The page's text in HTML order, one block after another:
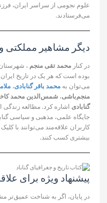
علوم نجومی از سراسر ایران،
می‌فرستادند.
دیگر مشاهیر مملکتی
در کنار محمد تقی منجم ،
بوده است که هر یک در تاریخ
می‌توان به محمد باقر گنابادی،
منجم‌باشی، شمس‌الدین محمد
گنابادی اشاره کرد. مطالعه زندگی
جایگاه علمی، مذهبی و سیاسی
کاربران علاقه‌مند می‌توانند با
بیشتری کسب کنند.
پیشنهاد ویژه برای
در پایان، اگر به شناخت عمیق‌تر